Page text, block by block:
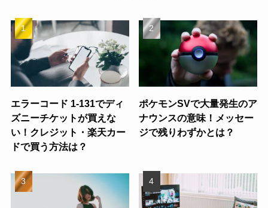
エラーコード 1-131でディ
ズニーチケットが買えな
い！クレジット・楽天カー
ドで買う方法は？
ポケモンSVで大量発生のア
ナウンスの意味！メッセー
ジで残りわずかとは？